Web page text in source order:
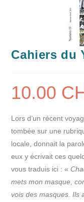
Cahiers du
10.00
Lors d’un récent
tombée sur une
locale, donnait la
eux y écrivait ces
vous traduis ici : «
mets mon masque,
vois des masques. Ils